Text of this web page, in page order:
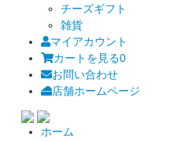
チーズギフト
雑貨
マイアカウント
カートを見る0
お問い合わせ
店舗ホームページ
ホーム